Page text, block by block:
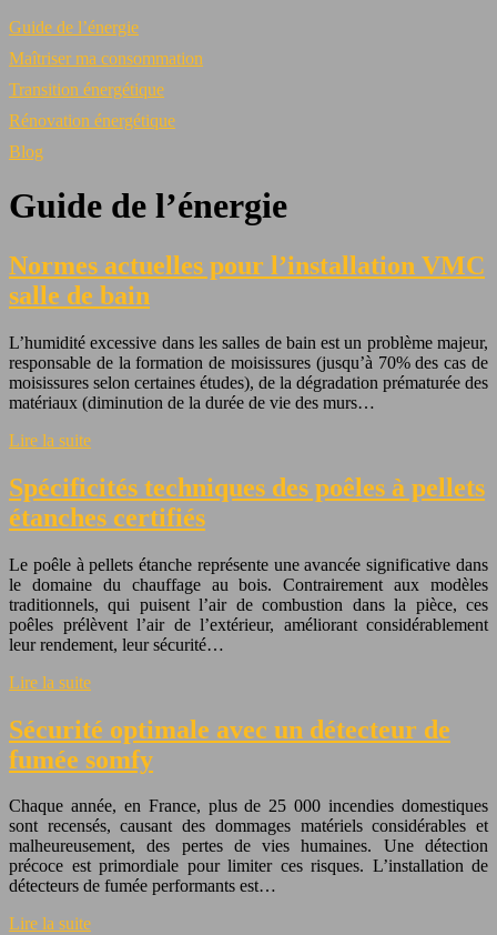
Guide de l’énergie
Maîtriser ma consommation
Transition énergétique
Rénovation énergétique
Blog
Guide de l’énergie
Normes actuelles pour l’installation VMC
salle de bain
L’humidité excessive dans les salles de bain est un problème majeur,
responsable de la formation de moisissures (jusqu’à 70% des cas de
moisissures selon certaines études), de la dégradation prématurée des
matériaux (diminution de la durée de vie des murs…
Lire la suite
Spécificités techniques des poêles à pellets
étanches certifiés
Le poêle à pellets étanche représente une avancée significative dans
le domaine du chauffage au bois. Contrairement aux modèles
traditionnels, qui puisent l’air de combustion dans la pièce, ces
poêles prélèvent l’air de l’extérieur, améliorant considérablement
leur rendement, leur sécurité…
Lire la suite
Sécurité optimale avec un détecteur de
fumée somfy
Chaque année, en France, plus de 25 000 incendies domestiques
sont recensés, causant des dommages matériels considérables et
malheureusement, des pertes de vies humaines. Une détection
précoce est primordiale pour limiter ces risques. L’installation de
détecteurs de fumée performants est…
Lire la suite